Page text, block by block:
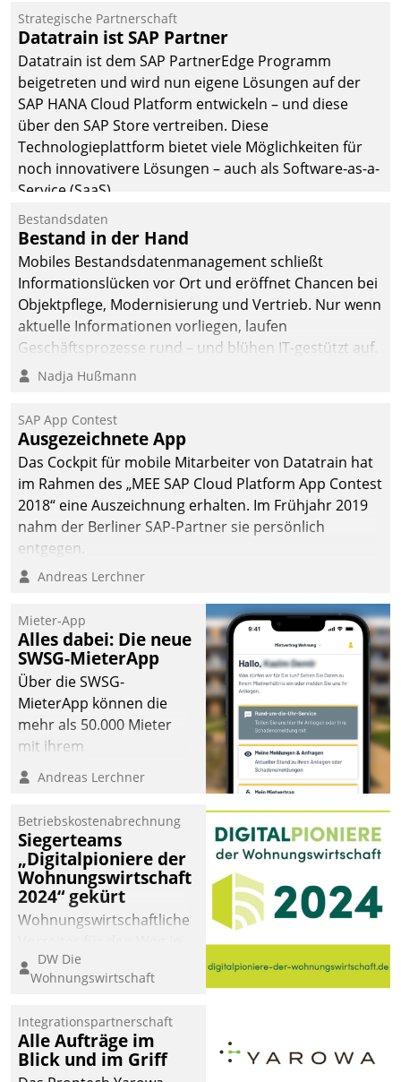
Jahresbeginn eine
Überblick, Einsicht und
Eingriff bietende Lösung.
Zur Entwicklung setzte
man auf
Cloudtechnologie,
bewährte und Startup-
Partner sowie erstmals
agile Projektmethoden.
Strategische Partnerschaft
Datatrain ist SAP Partner
Datatrain ist dem SAP PartnerEdge Programm
beigetreten und wird nun eigene Lösungen auf der
SAP HANA Cloud Platform entwickeln – und diese
über den SAP Store vertreiben. Diese
Technologieplattform bietet viele Möglichkeiten für
noch innovativere Lösungen – auch als Software-as-a-
Service (SaaS).
Bestandsdaten
Bestand in der Hand
Mobiles Bestandsdatenmanagement schließt
Informationslücken vor Ort und eröffnet Chancen bei
Objektpflege, Modernisierung und Vertrieb. Nur wenn
aktuelle Informationen vorliegen, laufen
Geschäftsprozesse rund – und blühen IT-gestützt auf.
Nadja Hußmann
SAP App Contest
Ausgezeichnete App
Das Cockpit für mobile Mitarbeiter von Datatrain hat
im Rahmen des „MEE SAP Cloud Platform App Contest
2018“ eine Auszeichnung erhalten. Im Frühjahr 2019
nahm der Berliner SAP-Partner sie persönlich
entgegen.
Andreas Lerchner
Mieter-App
Alles dabei: Die neue
SWSG-MieterApp
Über die SWSG-
MieterApp können die
mehr als 50.000 Mieter
mit ihrem
Wohnungsunternehmen
kommunizieren, auf dem
einsehen und ändern
oder
Schadensmeldungen
abgeben – rund um die
Uhr.
Andreas Lerchner
Betriebskostenabrechnung
Siegerteams
„Digitalpioniere der
Wohnungswirtschaft
2024“ gekürt
Wohnungswirtschaftliche
eine digitale Zukunft zu
finden, ist das Ziel des
der
Wohnungswirtschaft“.
Bewerben können sich
DW Die
Wohnungswirtschaft
Integrationspartnerschaft
Alle Aufträge im
Blick und im Griff